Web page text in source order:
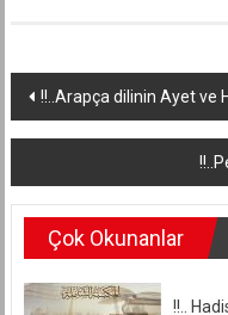
Yazı
dolaşımı
!!..Arapça dilinin Ayet ve
Çok Okunanlar
!!..